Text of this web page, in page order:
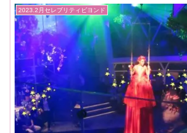
2023.2月セレブリティビヨンド